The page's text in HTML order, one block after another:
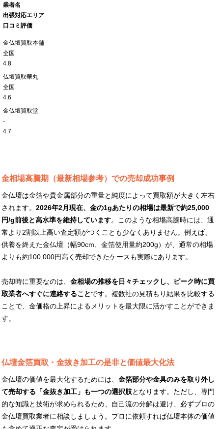
業者名
出張対応エリア
口コミ評価
金仏壇買取本舗
全国
4.8
仏壇買取華丸
全国
4.6
金仏壇買取堂
-
4.7
金相場高騰期（最新相場参考）での売却成功事例
金仏壇は金箔や貴金属部分の重量と純度によって買取額が大きく左右
されます。 2026年2月現在、金の1gあたりの相場は最新で約25,000
円/g前後と高水準を維持しています。このような相場高騰時には、通
常より2割以上高い査定額がつくことも少なくありません。例えば、
供養を終えた金仏壇（幅90cm、金箔使用量約200g）が、通常の相場
よりも約100,000円高く売却できたケースも実際にあります。
売却時に重要なのは、 金相場の推移を日々チェックし、ピーク時に買
取業者へすぐに連絡することです。複数社の見積もり結果を比較する
ことで、金価格の上昇によるメリットを最大限に活かすことができま
す。
仏壇金箔買取・金抜き加工の是非と価値最大化法
金仏壇の価値を最大化するためには、 金箔部分や金具のみを取り外し
て売却する「金抜き加工」も一つの選択肢となります。ただし、専門
的な知識と技術が求められるため、自己流の分解は避け、必ずプロの
金仏壇買取業者に相談しましょう。プロに依頼すれば仏壇本体の価値